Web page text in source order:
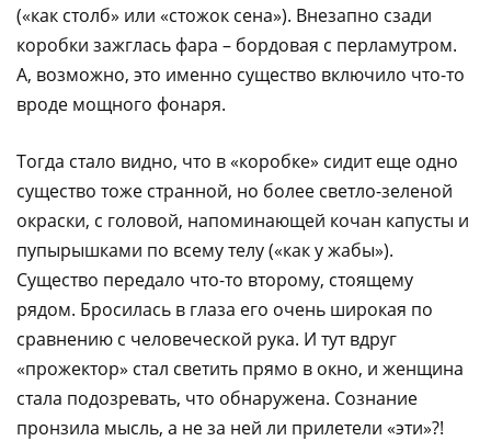
(«как столб» или «стожок сена»). Внезапно сзади
коробки зажглась фара – бордовая с перламутром.
А, возможно, это именно существо включило что-то
вроде мощного фонаря.
Тогда стало видно, что в «коробке» сидит еще одно
существо тоже странной, но более светло-зеленой
окраски, с головой, напоминающей кочан капусты и
пупырышками по всему телу («как у жабы»).
Существо передало что-то второму, стоящему
рядом. Бросилась в глаза его очень широкая по
сравнению с человеческой рука. И тут вдруг
«прожектор» стал светить прямо в окно, и женщина
стала подозревать, что обнаружена. Сознание
пронзила мысль, а не за ней ли прилетели «эти»?!